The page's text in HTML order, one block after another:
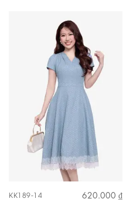
KK189-14
620.000 ₫